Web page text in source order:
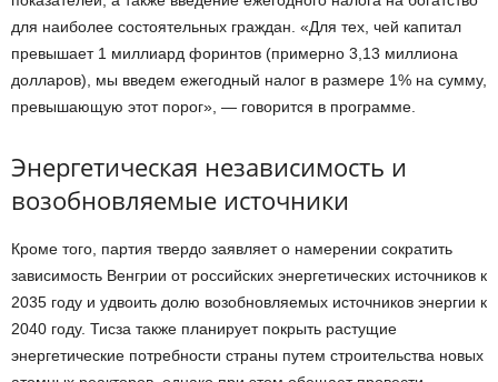
для наиболее состоятельных граждан. «Для тех, чей капитал
превышает 1 миллиард форинтов (примерно 3,13 миллиона
долларов), мы введем ежегодный налог в размере 1% на сумму,
превышающую этот порог», — говорится в программе.
Энергетическая независимость и
возобновляемые источники
Кроме того, партия твердо заявляет о намерении сократить
зависимость Венгрии от российских энергетических источников к
2035 году и удвоить долю возобновляемых источников энергии к
2040 году. Тисза также планирует покрыть растущие
энергетические потребности страны путем строительства новых